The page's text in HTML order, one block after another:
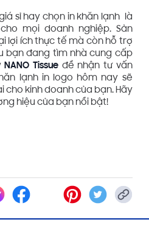
sỉ hay chọn in khăn lạnh là
mọi doanh nghiệp. Sản
lợi ích thực tế mà còn hỗ trợ
bạn đang tìm nhà cung cấp
NANO Tissueđể nhận tư vấn
lạnh in logo hôm nay sẽ
cho kinh doanh của bạn. Hãy
hiệu của bạn nổi bật!